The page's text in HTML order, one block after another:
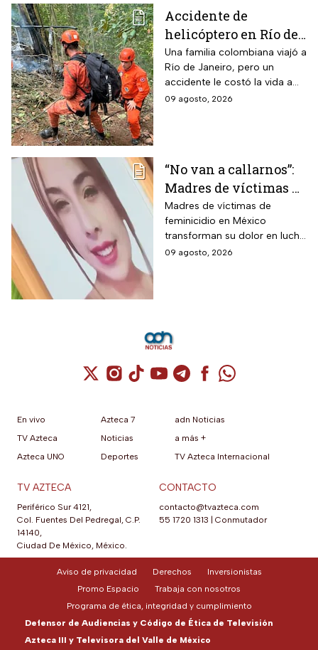
agosto 2026
Accidente de
helicóptero en Río de
Janeiro deja muertos;
su familia los
esperaba en tierra
Una familia colombiana viajó a
Río de Janeiro, pero un
accidente le costó la vida a
tres integrantes
09 agosto, 2026
“No van a callarnos”:
Madres de víctimas de
feminicidio
defienden su voz y el
papel de los medios
Madres de víctimas de
feminicidio en México
transforman su dolor en lucha
y memoria: su voz no será
09 agosto, 2026
Cuenta de X / Twitter (se abre en una
Cuenta de Instagram (se abre en una
Cuenta de TikTok (se abre en
Cuenta de YouTube (se abre
Cuenta de Telegram (se
Cuenta de
Cuenta de
En vivo
TV Azteca
Azteca UNO
Azteca 7
Noticias
Deportes
adn Noticias
a más +
TV Azteca Internacional
TV AZTECA
Periférico Sur 4121,
Col. Fuentes Del Pedregal, C.P.
14140,
Ciudad De México, México.
CONTACTO
contacto@tvazteca.com
55 1720 1313 | Conmutador
Aviso de privacidad Derechos
Inversionistas
Promo Espacio
Trabaja con nosotros
Programa de ética, integridad y cumplimiento
Defensor de Audiencias y Código de Ética de Televisión
Azteca III y Televisora del Valle de México